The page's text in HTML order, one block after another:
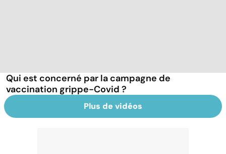
Qui est concerné par la campagne de
vaccination grippe-Covid ?
Plus de vidéos